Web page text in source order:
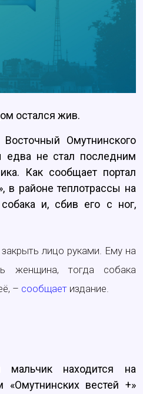
остался жив.
Омутнинского
едва не стал последним
Как сообщает портал
в районе теплотрассы на
и, сбив его с ног,
лицо руками. Ему на
женщина, тогда собака
– сообщает издание.
находится на
«Омутнинских вестей +»